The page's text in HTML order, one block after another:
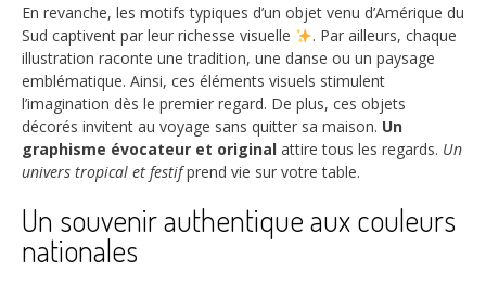
En revanche, les motifs typiques d’un objet venu d’Amérique du
Sud captivent par leur richesse visuelle
. Par ailleurs, chaque
illustration raconte une tradition, une danse ou un paysage
emblématique. Ainsi, ces éléments visuels stimulent
l’imagination dès le premier regard. De plus, ces objets
décorés invitent au voyage sans quitter sa maison. Un
graphisme évocateur et original attire tous les regards. Un
univers tropical et festifprend vie sur votre table.
Un souvenir authentique aux couleurs
nationales